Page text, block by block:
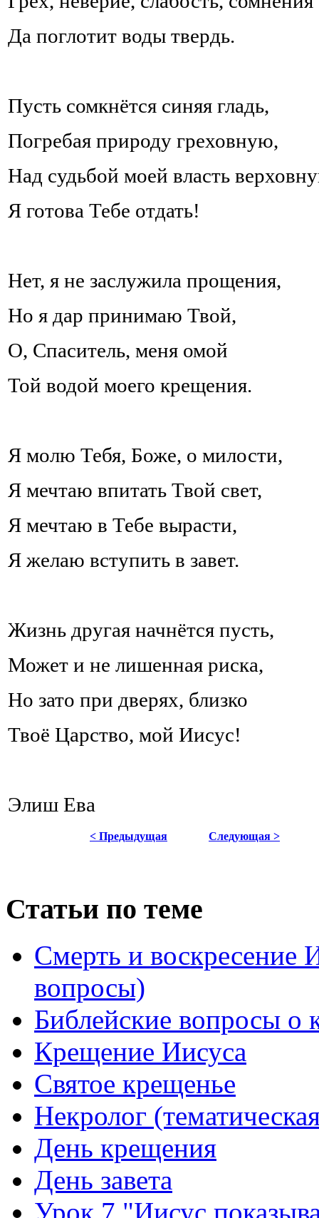
Да поглотит воды твердь.
Пусть сомкнётся синяя гладь,
Погребая природу греховную,
Над судьбой моей власть
Я готова Тебе отдать!
Нет, я не заслужила прощения,
Но я дар принимаю Твой,
О, Спаситель, меня омой
Той водой моего крещения.
Я молю Тебя, Боже, о милости,
Я мечтаю впитать Твой свет,
Я мечтаю в Тебе вырасти,
Я желаю вступить в завет.
Жизнь другая начнётся пусть,
Может и не лишенная риска,
Но зато при дверях, близко
Твоё Царство, мой Иисус!
Элиш Ева
< Предыдущая Следующая >
Статьи по теме
Смерть и воскресение
вопросы)
Библейские вопросы о
Крещение Иисуса
Святое крещенье
Некролог
День крещения
День завета